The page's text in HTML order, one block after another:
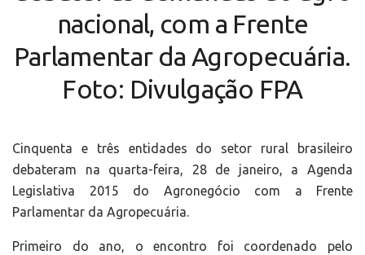
Cinquenta e três entidades do setor rural brasileiro
debateram na quarta-feira, 28 de janeiro, a Agenda
Legislativa 2015 do Agronegócio com a Frente
Parlamentar da Agropecuária.
Primeiro do ano, o encontro foi coordenado pelo